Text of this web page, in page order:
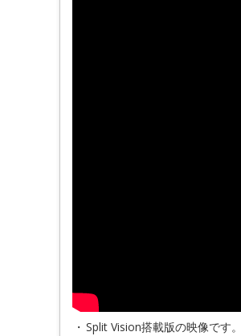
・ Split Vision搭載版の映像です。